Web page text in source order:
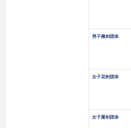
男子佩剑团体
女子花剑团体
女子重剑团体